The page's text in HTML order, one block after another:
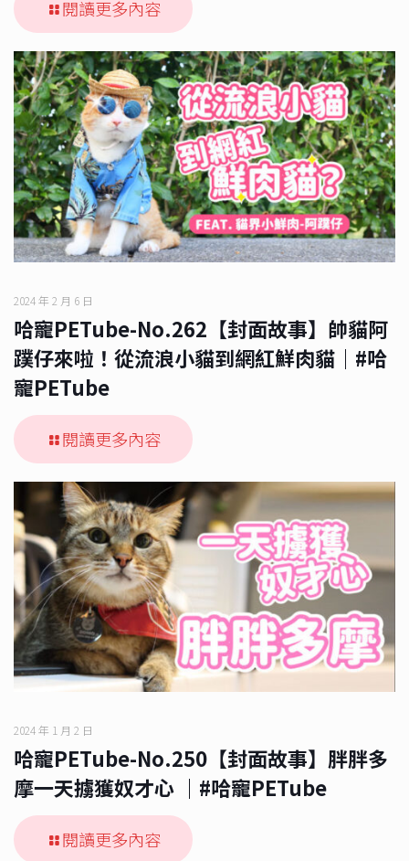
閱讀更多內容
2024 年 2 月 6 日
哈寵PETube-No.262【封面故事】帥貓阿
蹼仔來啦！從流浪小貓到網紅鮮肉貓｜#哈
寵PETube
閱讀更多內容
2024 年 1 月 2 日
哈寵PETube-No.250【封面故事】胖胖多
摩一天擄獲奴才心 ｜#哈寵PETube
閱讀更多內容